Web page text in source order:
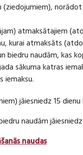
atmaksātajiem
kurai atmaksāts
biedru naudām, kas
sākuma katras
iemaksu.
jāiesniedz 15
naudām
naudas